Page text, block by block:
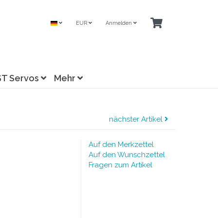
EUR Anmelden
Servos Mehr
nächster Artikel
Auf den Merkzettel
Auf den Wunschzettel
Fragen zum Artikel